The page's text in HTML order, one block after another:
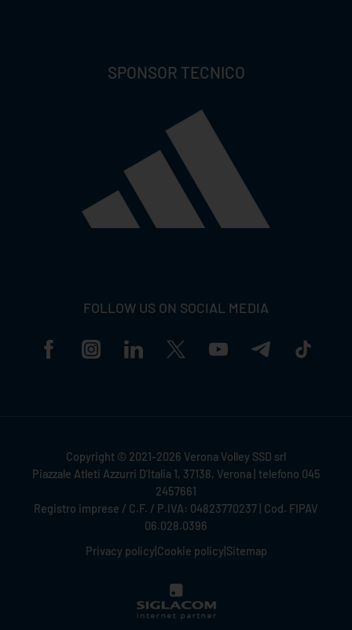
SPONSOR TECNICO
FOLLOW US ON SOCIAL MEDIA
Copyright © 2021-2026 Verona Volley SSD srl
Piazzale Atleti Azzurri D'Italia 1, 37138, Verona | telefono 045
2457661
Registro imprese / C.F. / P.IVA: 04823770237 | Cod. FIPAV
06.028.0396
Privacy policy Cookie policy Sitemap